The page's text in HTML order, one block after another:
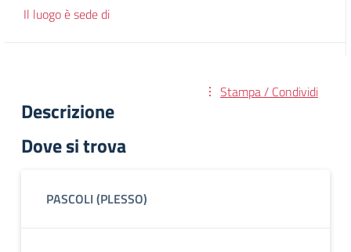
Il luogo è sede di
Stampa / Condividi
Descrizione
Dove si trova
PASCOLI (PLESSO)